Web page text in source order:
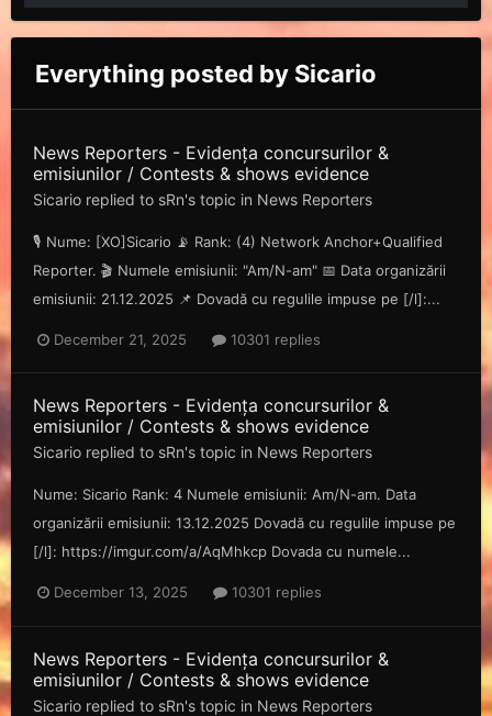
Everything posted by Sicario
News Reporters - Evidența concursurilor &
emisiunilor / Contests & shows evidence
Sicario replied to sRn's topic in News Reporters
🎙️ Nume: [XO]Sicario 📡 Rank: (4) Network Anchor+Qualified
Reporter. 🎬 Numele emisiunii: "Am/N-am" 📅 Data organizării
emisiunii: 21.12.2025 📌 Dovadă cu regulile impuse pe [/l]:...
December 21, 2025 10301 replies
News Reporters - Evidența concursurilor &
emisiunilor / Contests & shows evidence
Sicario replied to sRn's topic in News Reporters
Nume: Sicario Rank: 4 Numele emisiunii: Am/N-am. Data
organizării emisiunii: 13.12.2025 Dovadă cu regulile impuse pe
[/l]: https://imgur.com/a/AqMhkcp Dovada cu numele...
December 13, 2025 10301 replies
News Reporters - Evidența concursurilor &
emisiunilor / Contests & shows evidence
Sicario replied to sRn's topic in News Reporters